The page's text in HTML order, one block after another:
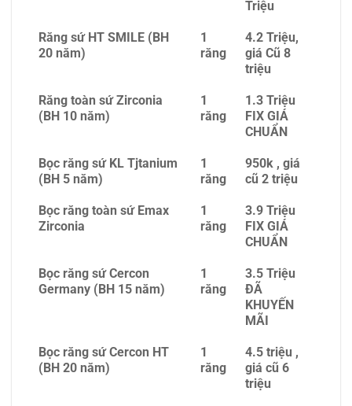
Triệu
Răng sứ HT SMILE (BH
20 năm)
1
răng
4.2 Triệu,
giá Cũ 8
triệu
Răng toàn sứ Zirconia
(BH 10 năm)
1
răng
1.3 Triệu
FIX GIÁ
CHUẨN
Bọc răng sứ KL Tjtanium
(BH 5 năm)
1
răng
950k , giá
cũ 2 triệu
Bọc răng toàn sứ Emax
Zirconia
1
răng
3.9 Triệu
FIX GIÁ
CHUẨN
Bọc răng sứ Cercon
Germany (BH 15 năm)
1
răng
3.5 Triệu
ĐÃ
KHUYẾN
MÃI
Bọc răng sứ Cercon HT
(BH 20 năm)
1
răng
4.5 triệu ,
giá cũ 6
triệu